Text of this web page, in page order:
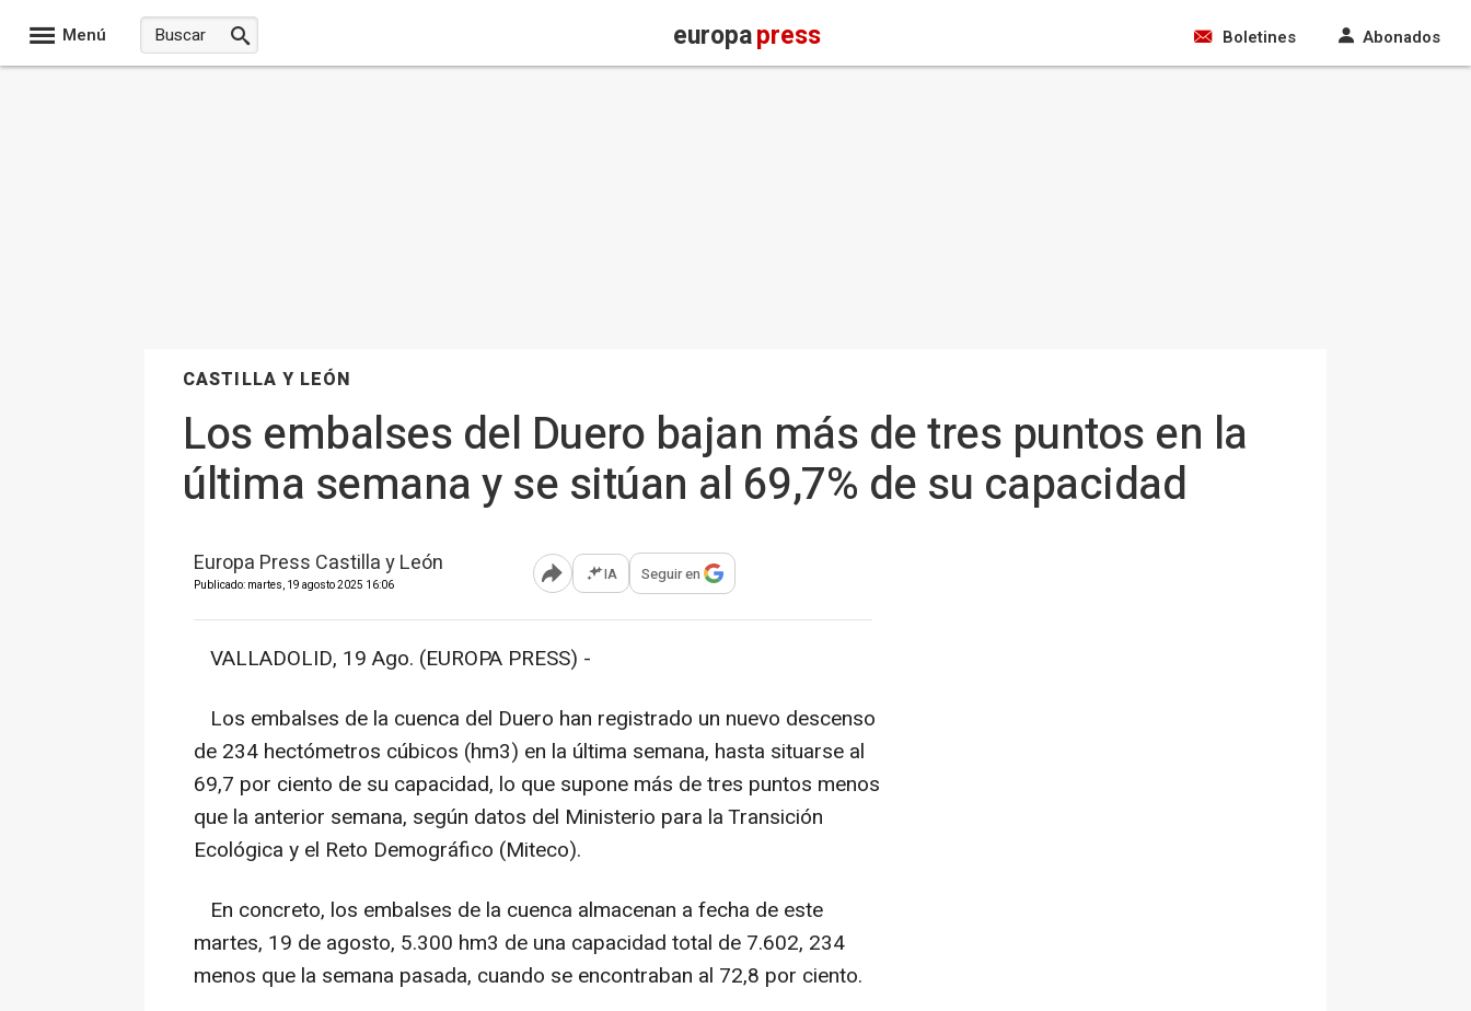
Menú europapress Boletines Abonados
CASTILLA Y LEÓN
Los embalses del Duero bajan más de tres puntos en la
última semana y se sitúan al 69,7% de su capacidad
Europa Press Castilla y León
Publicado: martes, 19 agosto 2025 16:06 Abrir opciones para compartir
IA Seguir en
VALLADOLID, 19 Ago. (EUROPA PRESS) -
Los embalses de la cuenca del Duero han registrado un nuevo descenso
de 234 hectómetros cúbicos (hm3) en la última semana, hasta situarse al
69,7 por ciento de su capacidad, lo que supone más de tres puntos menos
que la anterior semana, según datos del Ministerio para la Transición
Ecológica y el Reto Demográfico (Miteco).
En concreto, los embalses de la cuenca almacenan a fecha de este
martes, 19 de agosto, 5.300 hm3 de una capacidad total de 7.602, 234
menos que la semana pasada, cuando se encontraban al 72,8 por ciento.